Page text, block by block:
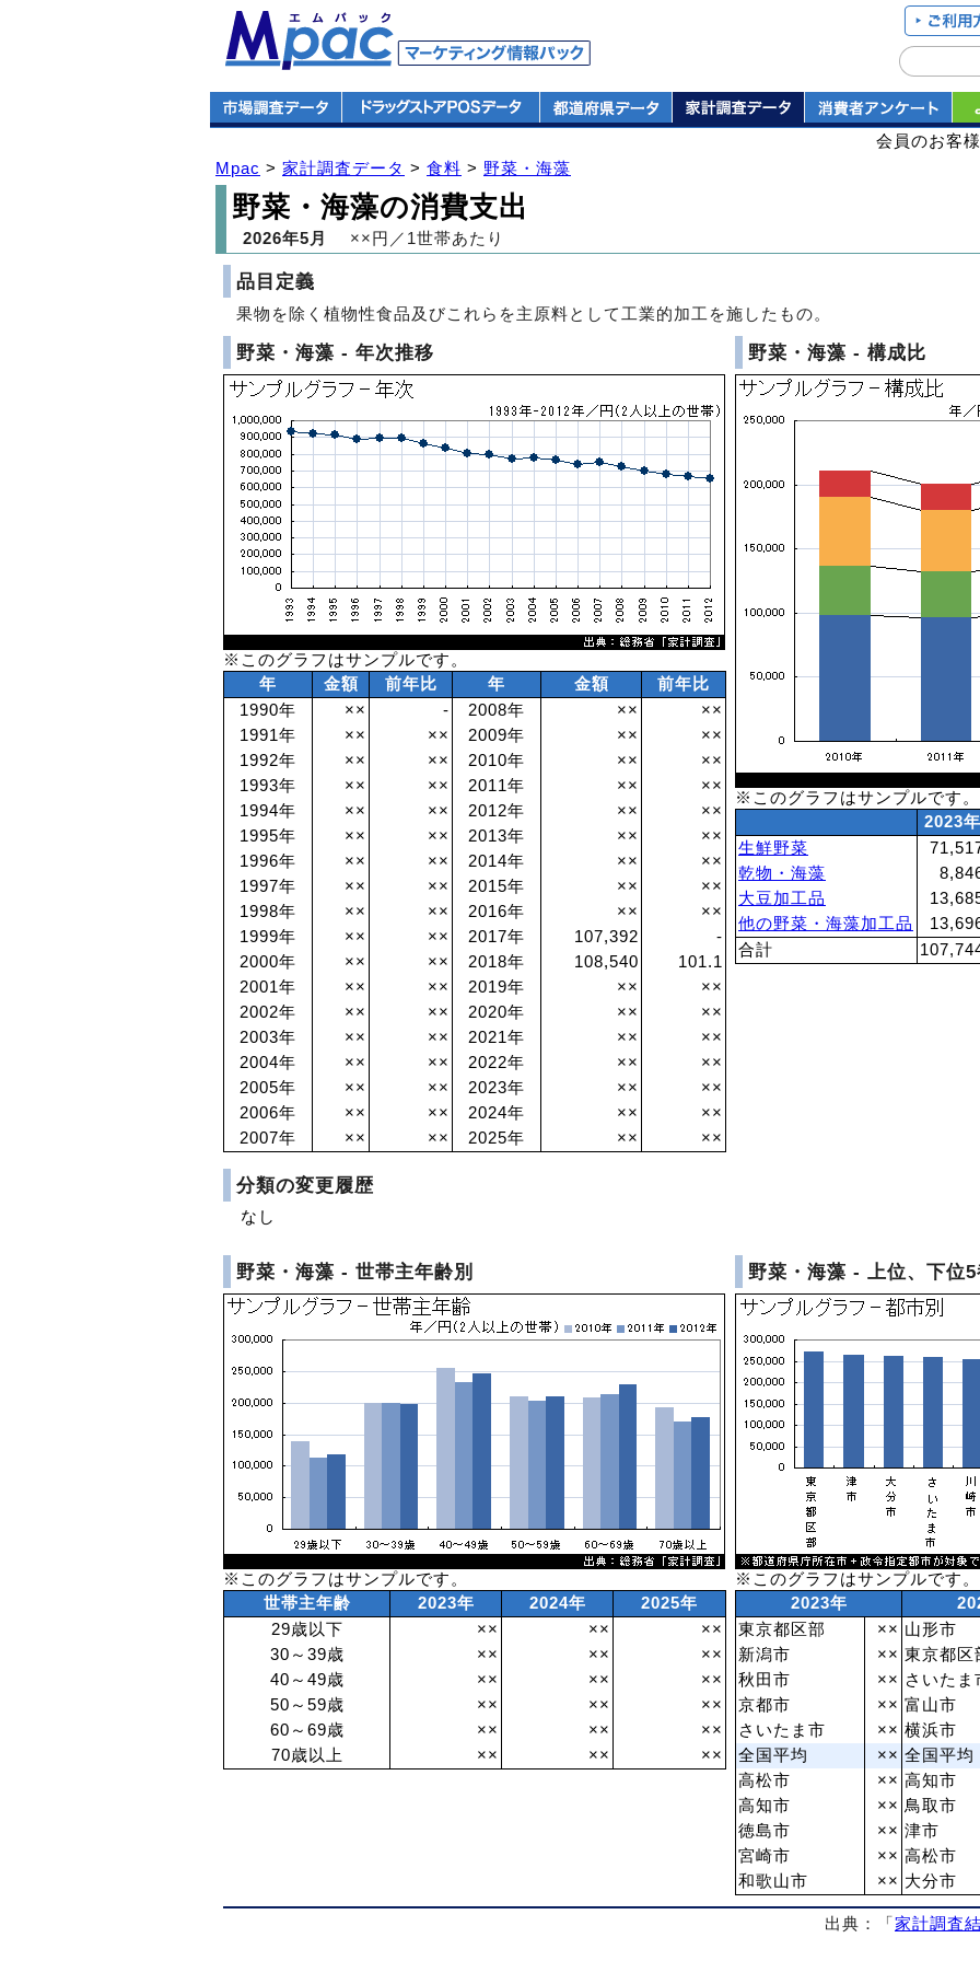
会員のお客
Mpac > 家計調査データ > 食料 > 野菜・海藻
野菜・海藻の消費支出
2026年5月 ××円／1世帯あたり
品目定義
果物を除く植物性食品及びこれらを主原料として工業的加工を施したもの。
野菜・海藻 - 年次推移
※このグラフはサンプルです。
年
金額 前年比 年 金額
前年比
1990年
×× - 2008年 ××
××
1991年
×× ×× 2009年 ××
××
1992年
×× ×× 2010年 ××
××
1993年
×× ×× 2011年 ××
××
1994年
×× ×× 2012年 ××
××
1995年
×× ×× 2013年 ××
××
1996年
×× ×× 2014年 ××
××
1997年
×× ×× 2015年 ××
××
1998年
×× ×× 2016年 ××
××
1999年
×× ×× 2017年 107,392
-
2000年
×× ×× 2018年 108,540
101.1
2001年
×× ×× 2019年 ××
××
2002年
×× ×× 2020年 ××
××
2003年
×× ×× 2021年 ××
××
2004年
×× ×× 2022年 ××
××
2005年
×× ×× 2023年 ××
××
2006年
×× ×× 2024年 ××
××
2007年
×× ×× 2025年 ×× ××
分類の変更履歴
なし
野菜・海藻 - 構成比
※このグラフはサンプルです
2023年
生鮮野菜
乾物・海藻
大豆加工品
他の野菜・海藻加工品
合計
野菜・海藻 - 世帯主年齢別
※このグラフはサンプルです。
世帯主年齢
2023年 2024年
2025年
29歳以下
×× ××
××
30～39歳
×× ××
××
40～49歳
×× ××
××
50～59歳
×× ××
××
60～69歳
×× ××
××
70歳以上
×× ×× ××
野菜・海藻 - 上位、下位
※このグラフはサンプルです
2023年
東京都区部
×× 山形市
新潟市
×× 東京都区
秋田市
×× さいたま
京都市
×× 富山市
さいたま市
×× 横浜市
全国平均
×× 全国平均
高松市
×× 高知市
高知市
×× 鳥取市
徳島市
×× 津市
宮崎市
×× 高松市
和歌山市
×× 大分市
出典：「 家計調査